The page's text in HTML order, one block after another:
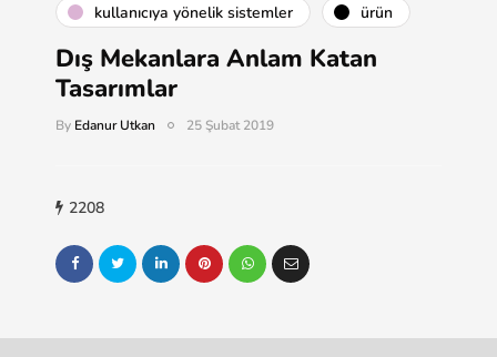
kullanıcıya yönelik sistemler ürün
Dış Mekanlara Anlam Katan
Tasarımlar
By Edanur Utkan 25 Şubat 2019
2208